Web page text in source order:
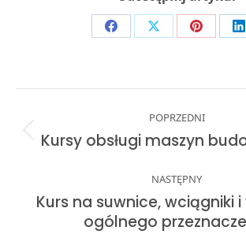
Share
Facebook
Share
X
Share
POPRZEDNI
Previous
Kursy obsługi maszyn
NASTĘPNY
Next
post:
Kurs na suwnice, wciągniki
ogólnego